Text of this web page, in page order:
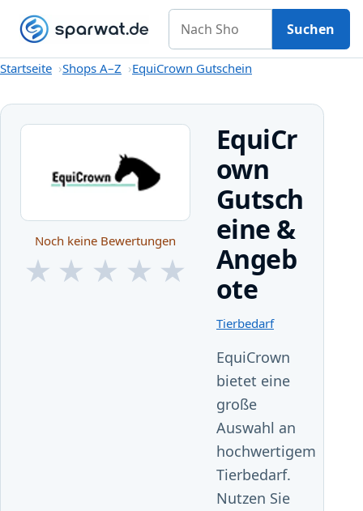
Startseite
GutscheineShops A–Z KategorienMagazin
Nach Shop suchen
Suchen
Startseite Shops A–Z EquiCrown Gutschein
Noch keine Bewertungen
★ ★ ★ ★ ★
EquiCr
own
Gutsch
eine &
Angeb
ote
Tierbedarf
EquiCrown
bietet eine
große
Auswahl an
hochwertigem
Tierbedarf.
Nutzen Sie